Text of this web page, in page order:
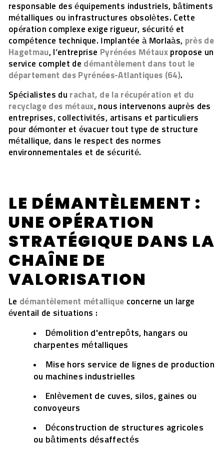
responsable des équipements industriels, bâtiments
métalliques ou infrastructures obsolètes. Cette
opération complexe exige rigueur, sécurité et
compétence technique. Implantée à Morlaàs, près de
Hagetmau, l’entreprise Pyrénées Métauxpropose un
service complet de démantèlement dans tout le
département des Pyrénées-Atlantiques (64).
Spécialistes du rachat, de la récupération et du
recyclage des métaux, nous intervenons auprès des
entreprises, collectivités, artisans et particuliers
pour démonter et évacuer tout type de structure
métallique, dans le respect des normes
environnementales et de sécurité.
LE DÉMANTÈLEMENT :
UNE OPÉRATION
STRATÉGIQUE DANS LA
CHAÎNE DE
VALORISATION
Le démantèlement métallique concerne un large
éventail de situations :
Démolition d'entrepôts, hangars ou
charpentes métalliques
Mise hors service de lignes de production
ou machines industrielles
Enlèvement de cuves, silos, gaines ou
convoyeurs
Déconstruction de structures agricoles
ou bâtiments désaffectés